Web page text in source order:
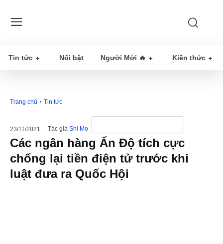
Tin tức Nổi bật Người Mới 🔥 Kiến thức
Trang chủ Tin tức
23/11/2021 Tác giả Shi Mo
Các ngân hàng Ấn Độ tích cực
chống lại tiền điện tử trước khi
luật đưa ra Quốc Hội